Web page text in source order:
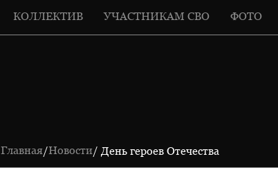
КОЛЛЕКТИВ УЧАСТНИКАМ СВО ФОТО
Главная/Новости/ День героев Отечества